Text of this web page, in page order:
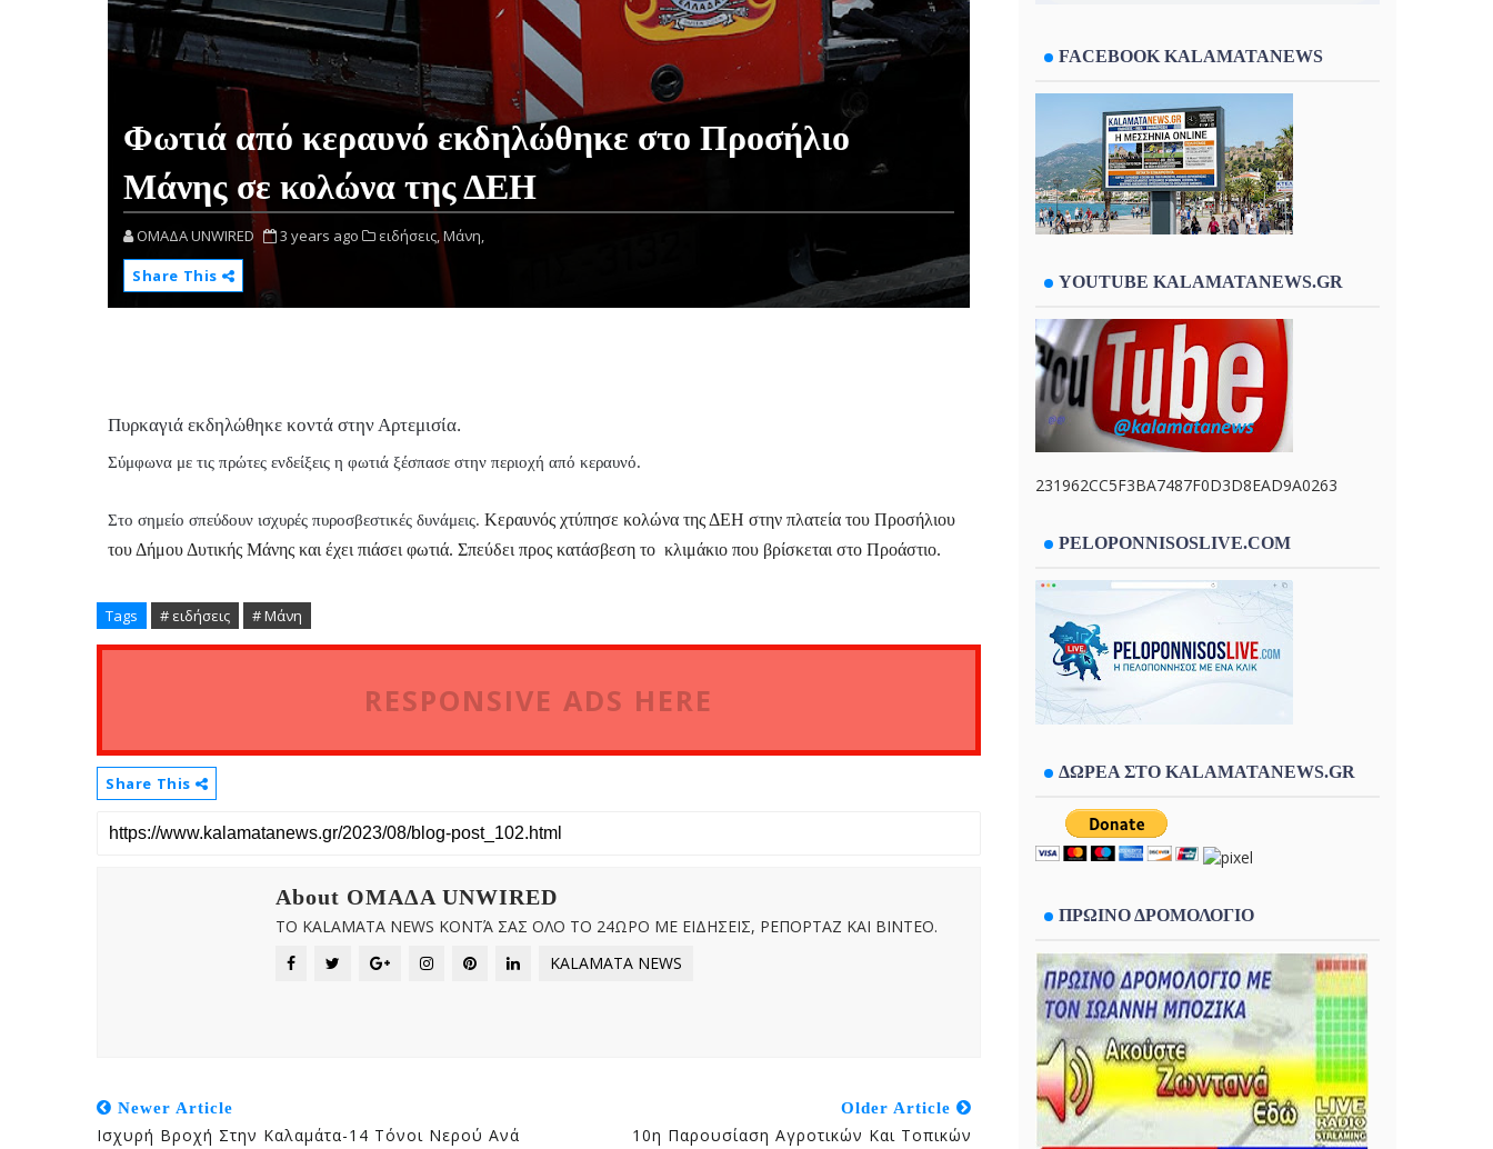
Φωτιά από κεραυνό εκδηλώθηκε στο Προσήλιο
Μάνης σε κολώνα της ΔΕΗ
OMAΔΑ UNWIRED 3 years ago ειδήσεις,Μάνη,
Share This
Πυρκαγιά εκδηλώθηκε κοντά στην Αρτεμισία.
Σύμφωνα με τις πρώτες ενδείξεις η φωτιά ξέσπασε στην περιοχή από κεραυνό.
Στο σημείο σπεύδουν ισχυρές πυροσβεστικές δυνάμεις. Κεραυνός χτύπησε κολώνα της ΔΕΗ στην πλατεία του Προσήλιου
του Δήμου Δυτικής Μάνης και έχει πιάσει φωτιά. Σπεύδει προς κατάσβεση το κλιμάκιο που βρίσκεται στο Προάστιο.
Tags # ειδήσεις # Μάνη
RESPONSIVE ADS HERE
Share This
About OMAΔΑ UNWIRED
ΤΟ KALAMATA NEWS ΚΟΝΤΆ ΣΑΣ ΟΛΟ ΤΟ 24ΩΡΟ ΜΕ ΕΙΔΗΣΕΙΣ, ΡΕΠΟΡΤΑΖ ΚΑΙ ΒΙΝΤΕΟ.
KALAMATA NEWS
Newer Article
Ισχυρή Βροχή Στην Καλαμάτα-14 Τόνοι Νερού Ανά
Older Article
10η Παρουσίαση Αγροτικών Και Τοπικών
FACEBOOK KALAMATANEWS
YOUTUBE KALAMATANEWS.GR
231962CC5F3BA7487F0D3D8EAD9A0263
PELOPONNISOSLIVE.COM
ΔΩΡΕΑ ΣΤΟ KALAMATANEWS.GR
ΠΡΩΙΝΟ ΔΡΟΜΟΛΟΓΙΟ